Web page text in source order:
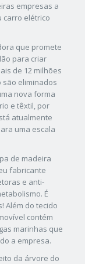
empresas a
carro elétrico
que promete
para criar
de 12 milhões
eliminados
nova forma
e têxtil, por
atualmente
uma escala
de madeira
fabricante
e anti-
É
Além do tecido
contém
marinhas que
a empresa.
da árvore do